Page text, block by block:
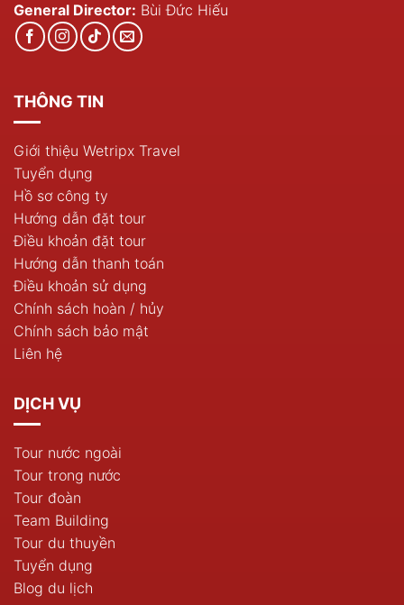
General Director: Bùi Đức Hiếu
THÔNG TIN
Giới thiệu Wetripx Travel
Tuyển dụng
Hồ sơ công ty
Hướng dẫn đặt tour
Điều khoản đặt tour
Hướng dẫn thanh toán
Điều khoản sử dụng
Chính sách hoàn / hủy
Chính sách bảo mật
Liên hệ
DỊCH VỤ
Tour nước ngoài
Tour trong nước
Tour đoàn
Team Building
Tour du thuyền
Tuyển dụng
Blog du lịch